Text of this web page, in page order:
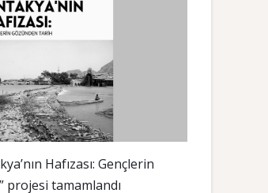
Hafızası: Gençlerin
projesi tamamlandı